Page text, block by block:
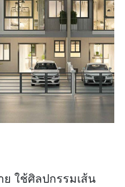
ใช้ศิลปกรรมเส้น